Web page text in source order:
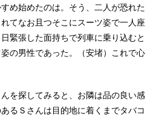
め始めたのは。そう、二人が恐れた
てなお且つそこにスーツ姿で一人座
緊張した面持ちで列車に乗り込むと
の男性であった。（安堵）これで心
を探してみると、お隣は品の良い感
るＳさんは目的地に着くまでタバコ